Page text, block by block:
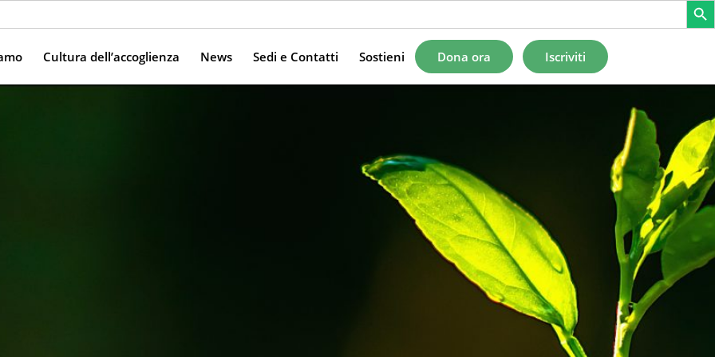
Cultura dell’accoglienza News Sedi e Contatti Sostieni Dona ora Iscriviti